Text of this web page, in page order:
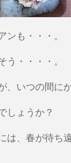
ンも・・・。
う・・・・。
、いつの間に
しょうか？
は、春が待ち